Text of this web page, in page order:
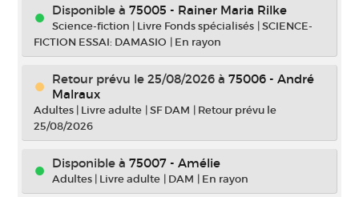
Disponible à 75005 - Rainer Maria Rilke
Science-fiction | Livre Fonds spécialisés |SCIENCE-
FICTION ESSAI: DAMASIO | En rayon
Retour prévu le 25/08/2026 à 75006 - André
Malraux
Adultes | Livre adulte |SF DAM | Retour prévu le
25/08/2026
Disponible à 75007 - Amélie
Adultes | Livre adulte | DAM | En rayon